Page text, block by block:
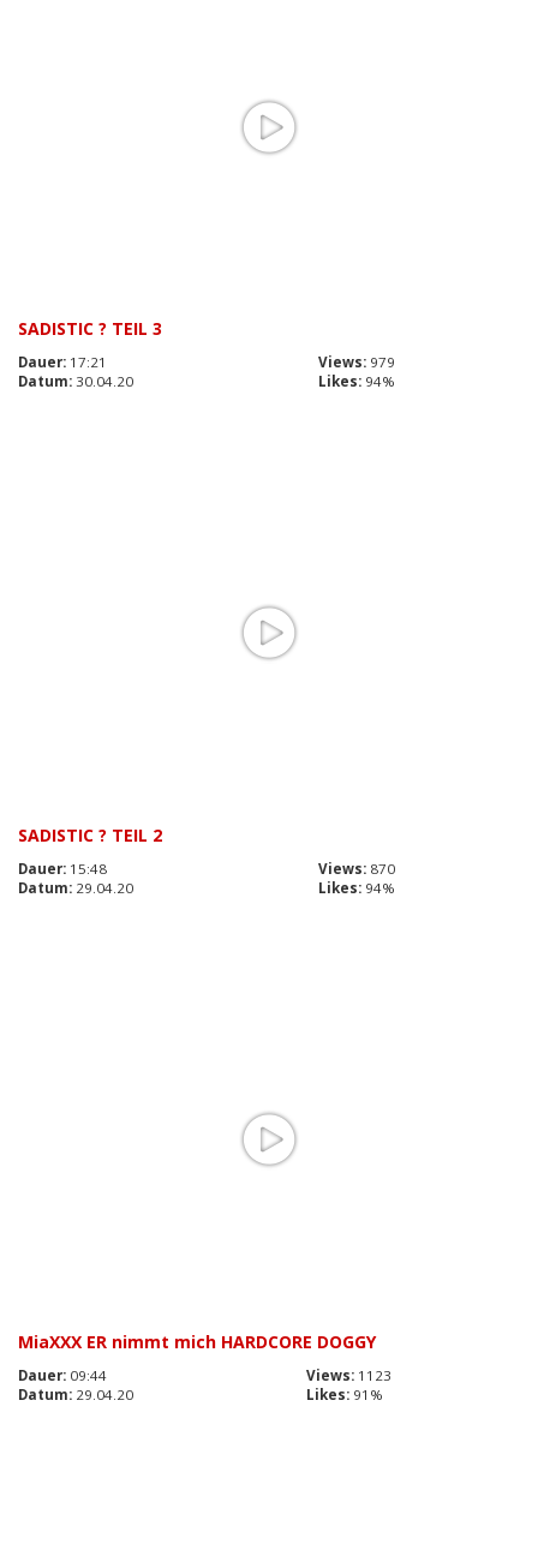
SADISTIC ? TEIL 3
Dauer: 17:21 Views: 979
Datum: 30.04.20 Likes: 94%
SADISTIC ? TEIL 2
Dauer: 15:48 Views: 870
Datum: 29.04.20 Likes: 94%
MiaXXX ER nimmt mich HARDCORE DOGGY
Dauer: 09:44 Views: 1123
Datum: 29.04.20 Likes: 91%